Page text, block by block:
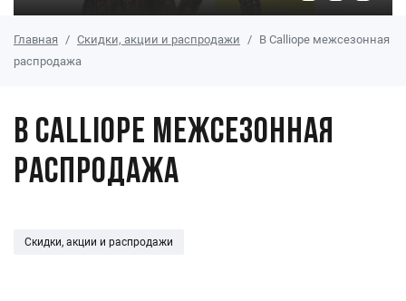
Главная Скидки, акции и распродажи
В Calliope межсезонная
распродажа
В Calliope межсезонная
распродажа
Скидки, акции и распродажи